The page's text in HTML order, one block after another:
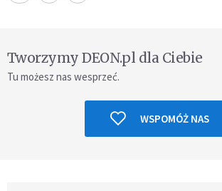
Tworzymy DEON.pl dla Ciebie
Tu możesz nas wesprzeć.
WSPOMÓŻ NAS